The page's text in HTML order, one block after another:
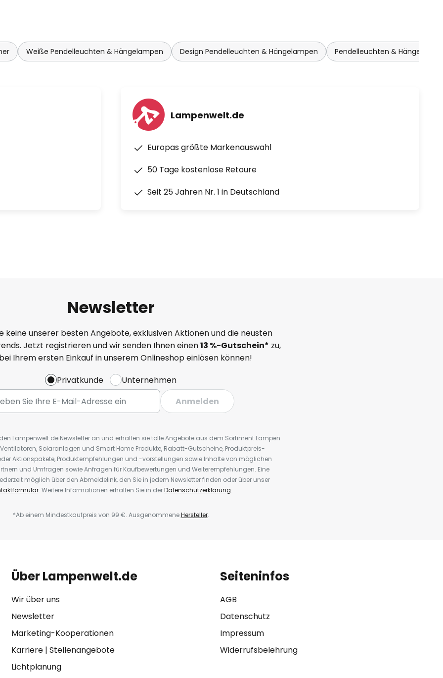
Weiße Pendelleuchten & Hängelampen Design Pendelleuchten & Hängelampen Pendelleuchten &
Lampenwelt.de
Europas größte Markenauswahl
50 Tage kostenlose Retoure
Seit 25 Jahren Nr. 1 in Deutschland
Newsletter
keine unserer besten Angebote, exklusiven Aktionen und die neusten
Jetzt registrieren und wir senden Ihnen einen13 %-Gutschein* zu,
Ihrem ersten Einkauf in unserem Onlineshop einlösen können!
Privatkunde
Unternehmen
Anmelden
Lampenwelt.de Newsletter an und erhalten sie tolle Angebote aus dem Sortiment Lampen
Solaranlagen und Smart Home Produkte, Rabatt-Gutscheine, Produktpreis-
Aktionspakete, Produktempfehlungen und -vorstellungen sowie Inhalte von möglichen
und Umfragen sowie Anfragen für Kaufbewertungen und Weiterempfehlungen. Eine
möglich über den Abmeldelink, den Sie in jedem Newsletter finden oder über unser
. Weitere Informationen erhalten Sie in derDatenschutzerklärung.
*Ab einem Mindestkaufpreis von 99 €. AusgenommeneHersteller.
Über Lampenwelt.de
Wir über uns
Newsletter
Marketing-Kooperationen
Karriere| Stellenangebote
Lichtplanung
Seiteninfos
AGB
Datenschutz
Impressum
Widerrufsbelehrung